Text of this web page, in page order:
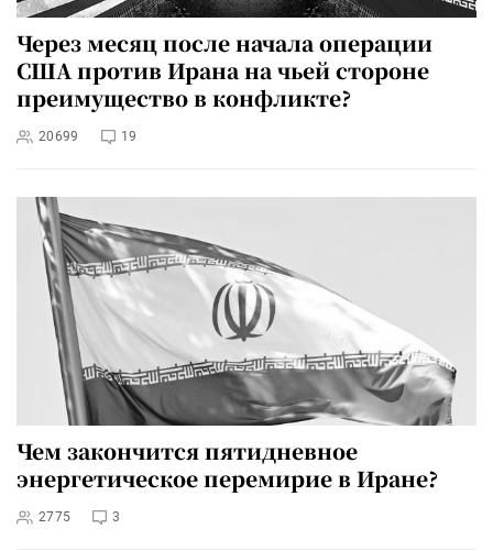
Через месяц после начала операции
США против Ирана на чьей стороне
преимущество в конфликте?
20699 19
Чем закончится пятидневное
энергетическое перемирие в Иране?
2775 3